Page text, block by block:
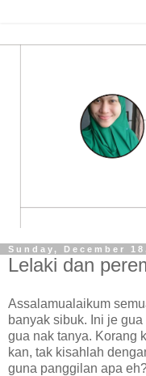
Sunday, December
Lelaki dan
Assalamualaikum
banyak sibuk. Ini je
gua nak tanya. Korang
kan, tak kisahlah
guna panggilan apa